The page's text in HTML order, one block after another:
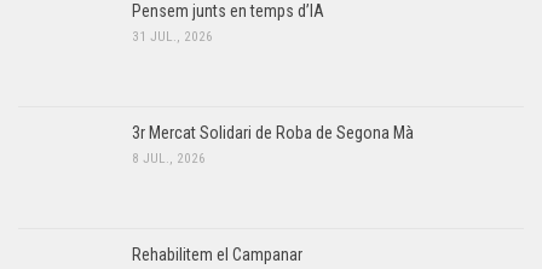
Pensem junts en temps d’IA
31 JUL., 2026
3r Mercat Solidari de Roba de Segona Mà
8 JUL., 2026
Rehabilitem el Campanar